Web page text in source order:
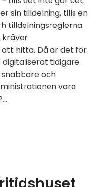
sin tilldelning, tills en
tilldelningsreglerna
kräver
hitta. Då är det för
tidigare.
och
vara